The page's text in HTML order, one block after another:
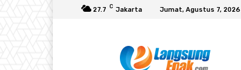
27.7 C Jakarta Jumat, Agustus 7, 2026